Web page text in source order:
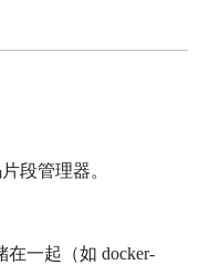
段管理器。
一起（如 docker-